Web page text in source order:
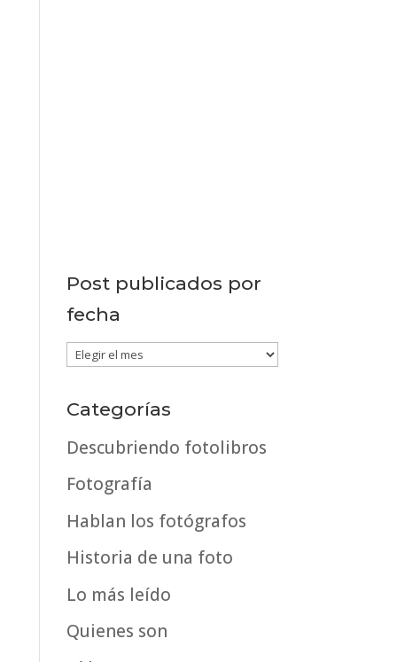
Post publicados por
fecha
Post
por
fecha
Categorías
Descubriendo fotolibros
Fotografía
Hablan los fotógrafos
Historia de una foto
Lo más leído
Quienes son